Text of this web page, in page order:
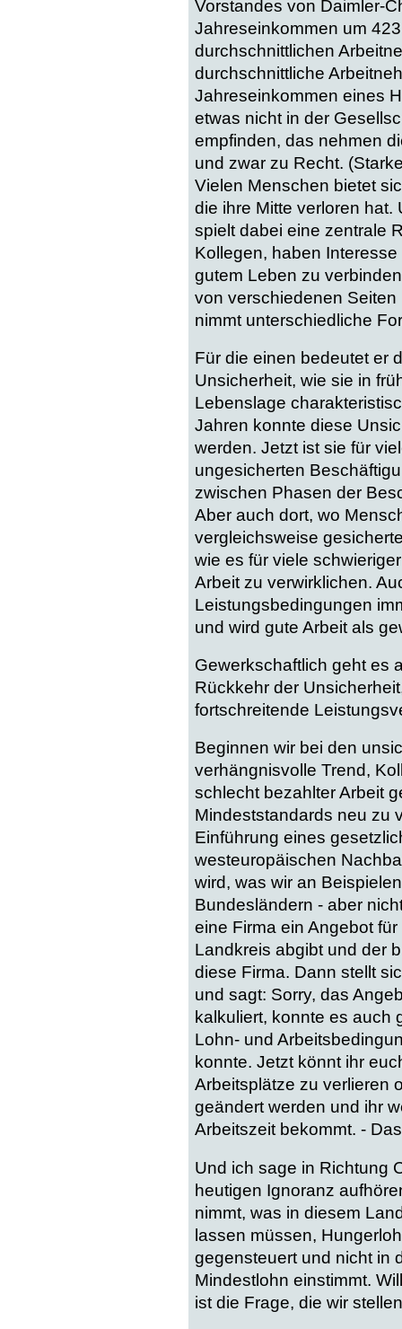
Vorstandes von Daimler-
Jahreseinkommen um
durchschnittlichen
durchschnittliche
Jahreseinkommen eines
etwas nicht in der
empfinden, das nehmen
und zwar zu Recht.
Vielen Menschen bietet
die ihre Mitte verloren hat.
spielt dabei eine zentrale
Kollegen, haben
gutem Leben zu
von verschiedenen
nimmt unterschiedliche
Für die einen bedeutet er
Unsicherheit, wie sie in
Lebenslage
Jahren konnte diese
werden. Jetzt ist sie für
ungesicherten
zwischen Phasen der
Aber auch dort, wo
vergleichsweise
wie es für viele
Arbeit zu verwirklichen.
Leistungsbedingungen
und wird gute Arbeit als
Gewerkschaftlich geht es
Rückkehr der
fortschreitende
Beginnen wir bei den
verhängnisvolle Trend,
schlecht bezahlter Arbeit
Mindeststandards neu zu
Einführung eines
westeuropäischen
wird, was wir an
Bundesländern - aber
eine Firma ein Angebot
Landkreis abgibt und der
diese Firma. Dann stellt
und sagt: Sorry, das
kalkuliert, konnte es auch
Lohn- und
konnte. Jetzt könnt ihr
Arbeitsplätze zu verlieren
geändert werden und ihr
Arbeitszeit bekommt. -
Und ich sage in Richtung
heutigen Ignoranz
nimmt, was in diesem
lassen müssen,
gegensteuert und nicht in
Mindestlohn einstimmt.
ist die Frage, die wir